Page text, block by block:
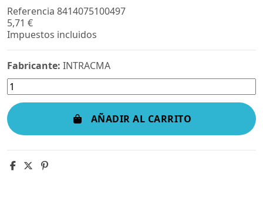
Referencia 8414075100497
5,71 €
Impuestos incluidos
Fabricante: INTRACMA
AÑADIR AL CARRITO